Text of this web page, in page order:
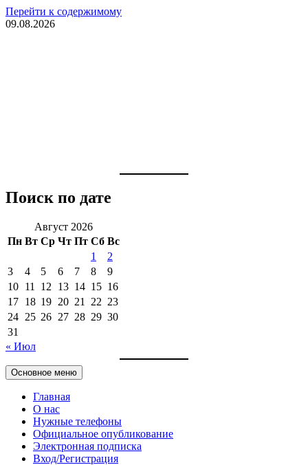
Перейти к содержимому
09.08.2026
Поиск по дате
Август 2026
Пн Вт Ср Чт Пт Сб Вс
1
2
3
4 5 6 7 8
9
10 11 12 13 14 15 16
17 18 19 20 21 22 23
24 25 26 27 28 29 30
31
« Июл
Основное меню
Главная
О нас
Нужные телефоны
Официальное опубликование
Электронная подписка
Вход/Регистрация